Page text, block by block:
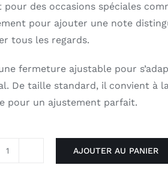
pour des occasions spéciales
pour ajouter une note
tous les regards.
fermeture ajustable pour
De taille standard, il convient à
pour un ajustement parfait.
AJOUTER AU PANIER